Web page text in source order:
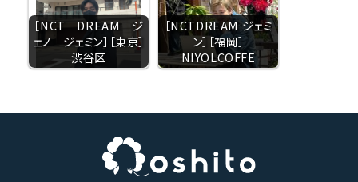
［NCT DREAM ジ
ェノ ジェミン］［東京］
渋谷区
［NCTDREAM ジェミ
ン］［福岡］
NIYOLCOFFE